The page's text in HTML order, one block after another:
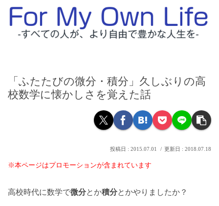
「ふたたびの微分・積分」久しぶりの高
校数学に懐かしさを覚えた話
2015.07.01 2018.07.18
※本ページはプロモーションが含まれています
高校時代に数学で微分とか積分とかやりましたか？